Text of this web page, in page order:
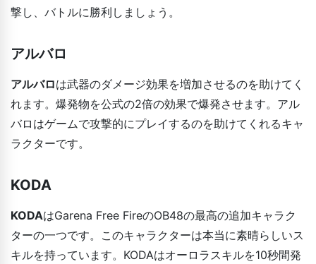
撃し、バトルに勝利しましょう。
アルバロ
アルバロは武器のダメージ効果を増加させるのを助けてく
れます。爆発物を公式の2倍の効果で爆発させます。アル
バロはゲームで攻撃的にプレイするのを助けてくれるキャ
ラクターです。
KODA
KODAはGarena Free FireのOB48の最高の追加キャラク
ターの一つです。このキャラクターは本当に素晴らしいス
キルを持っています。KODAはオーロラスキルを10秒間発